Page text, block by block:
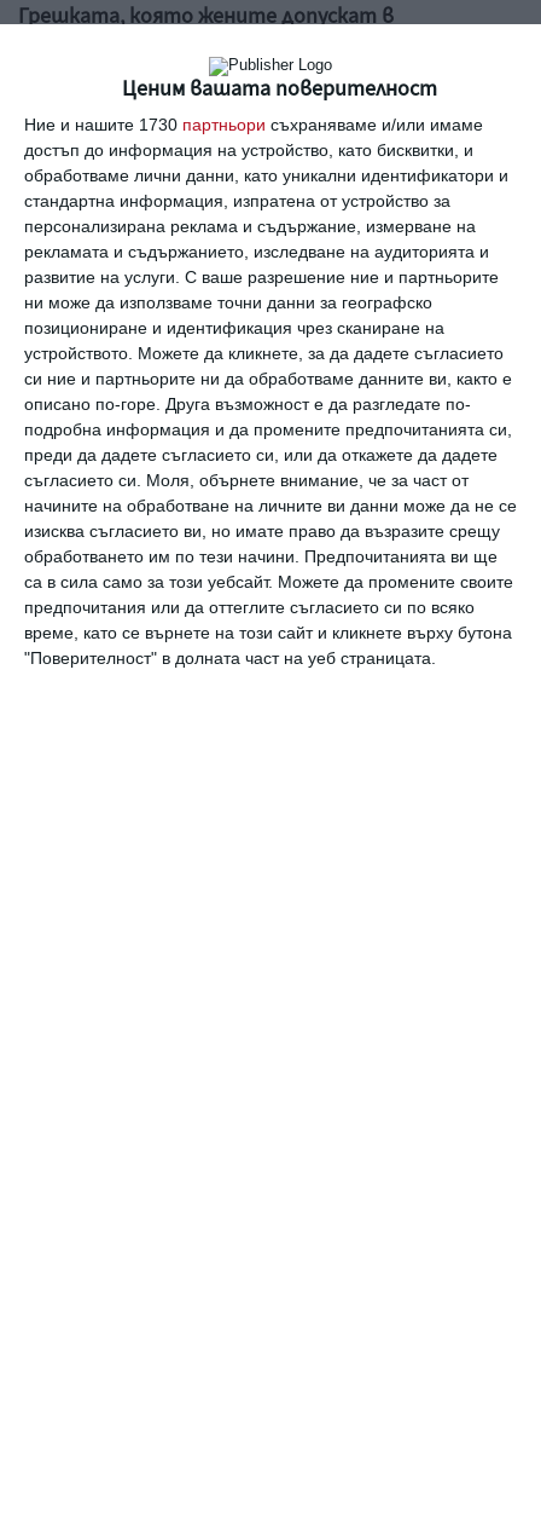
Ценим вашата поверителност
Ние и нашите 1730 партньори съхраняваме и/или имаме
достъп до информация на устройство, като бисквитки, и
обработваме лични данни, като уникални идентификатори и
стандартна информация, изпратена от устройство за
персонализирана реклама и съдържание, измерване на
рекламата и съдържанието, изследване на аудиторията и
развитие на услуги. С ваше разрешение ние и партньорите
ни може да използваме точни данни за географско
позициониране и идентификация чрез сканиране на
устройството. Можете да кликнете, за да дадете съгласието
си ние и партньорите ни да обработваме данните ви, както е
описано по-горе. Друга възможност е да разгледате по-
подробна информация и да промените предпочитанията си,
преди да дадете съгласието си, или да откажете да дадете
съгласието си.
Моля, обърнете внимание, че за част от
начините на обработване на личните ви данни може да не се
изисква съгласието ви, но имате право да възразите срещу
обработването им по тези начини. Предпочитанията ви ще
са в сила само за този уебсайт. Можете да промените своите
предпочитания или да оттеглите съгласието си по всяко
време, като се върнете на този сайт и кликнете върху бутона
"Поверителност" в долната част на уеб страницата.
Грешката, която жените допускат в
Ето какво казва Мариус Зумпак по този въпрос
01 септември 2023 г.
Мислете като учен
Не е трудно да го правите, а носи много ползи
09 юли 2021 г.